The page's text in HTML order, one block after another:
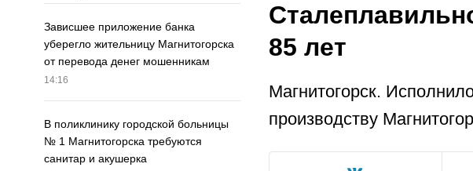
Зависшее приложение банка
уберегло жительницу Магнитогорска
от перевода денег мошенникам
14:16
В поликлинику городской больницы
№ 1 Магнитогорска требуются
санитар и акушерка
85 лет
Магнитогорск.
производству